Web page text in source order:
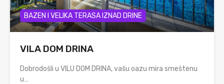
BAZEN I VELIKA TERASA IZNAD DRINE
VILA DOM DRINA
Dobrodošli u VILU DOM DRINA, vašu oazu mira smeštenu
u…